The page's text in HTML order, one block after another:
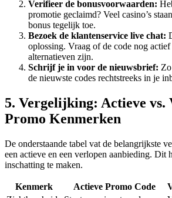
Verifieer de bonusvoorwaarden:
promotie geclaimd? Veel casino’s
bonus tegelijk toe.
Bezoek de klantenservice live chat:
oplossing. Vraag of de code nog
alternatieven zijn.
Schrijf je in voor de nieuwsbrief:
de nieuwste codes rechtstreeks in je
5. Vergelijking: Actieve vs.
Promo Kenmerken
De onderstaande tabel vat de belangrijkste
een actieve en een verlopen aanbieding. Dit
inschatting te maken.
Kenmerk Actieve Promo Code